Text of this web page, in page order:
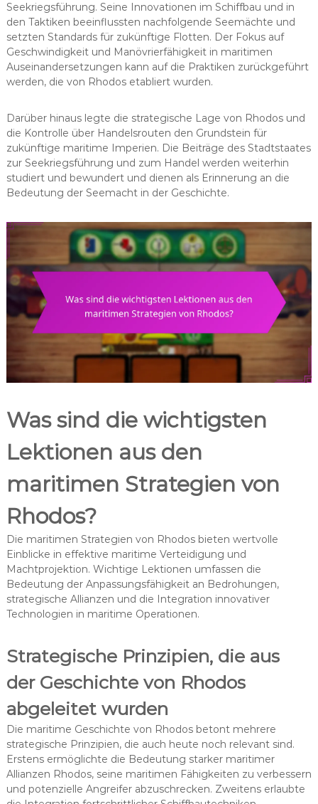
Seekriegsführung. Seine Innovationen im Schiffbau und in
den Taktiken beeinflussten nachfolgende Seemächte und
setzten Standards für zukünftige Flotten. Der Fokus auf
Geschwindigkeit und Manövrierfähigkeit in maritimen
Auseinandersetzungen kann auf die Praktiken zurückgeführt
werden, die von Rhodos etabliert wurden.
Darüber hinaus legte die strategische Lage von Rhodos und
die Kontrolle über Handelsrouten den Grundstein für
zukünftige maritime Imperien. Die Beiträge des Stadtstaates
zur Seekriegsführung und zum Handel werden weiterhin
studiert und bewundert und dienen als Erinnerung an die
Bedeutung der Seemacht in der Geschichte.
Was sind die wichtigsten
Lektionen aus den
maritimen Strategien von
Rhodos?
Die maritimen Strategien von Rhodos bieten wertvolle
Einblicke in effektive maritime Verteidigung und
Machtprojektion. Wichtige Lektionen umfassen die
Bedeutung der Anpassungsfähigkeit an Bedrohungen,
strategische Allianzen und die Integration innovativer
Technologien in maritime Operationen.
Strategische Prinzipien, die aus
der Geschichte von Rhodos
abgeleitet wurden
Die maritime Geschichte von Rhodos betont mehrere
strategische Prinzipien, die auch heute noch relevant sind.
Erstens ermöglichte die Bedeutung starker maritimer
Allianzen Rhodos, seine maritimen Fähigkeiten zu verbessern
und potenzielle Angreifer abzuschrecken. Zweitens erlaubte